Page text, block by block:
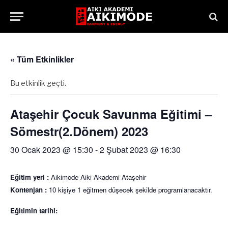
« Tüm Etkinlikler
Bu etkinlik geçti.
Ataşehir Çocuk Savunma Eğitimi –
Sömestr(2.Dönem) 2023
30 Ocak 2023 @ 15:30 -2 Şubat 2023 @ 16:30
Eğitim yeri : Aikimode Aiki Akademi Ataşehir
Kontenjan : 10 kişiye 1 eğitmen düşecek şekilde programlanacaktır.
Eğitimin tarihi: